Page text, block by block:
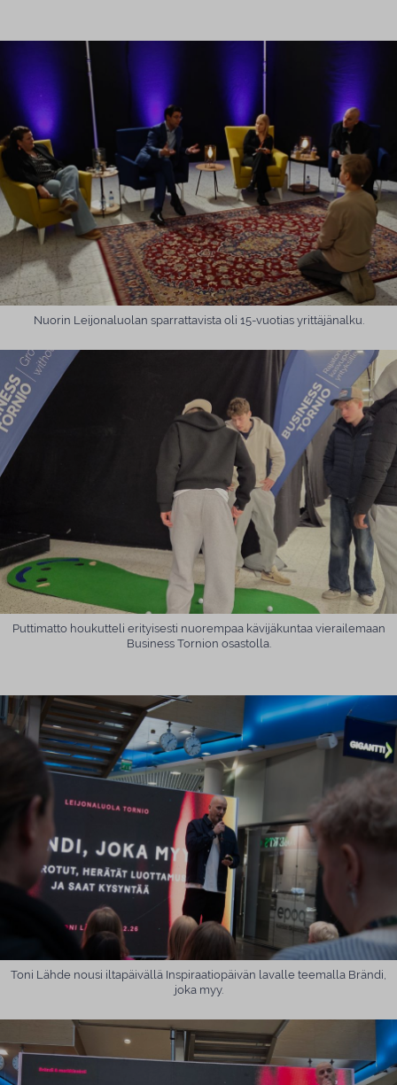
Nuorin Leijonaluolan sparrattavista oli 15-vuotias yrittäjänalku.
Puttimatto houkutteli erityisesti nuorempaa kävijäkuntaa vierailemaan
Business Tornion osastolla.
Toni Lähde nousi iltapäivällä Inspiraatiopäivän lavalle teemalla Brändi,
joka myy.